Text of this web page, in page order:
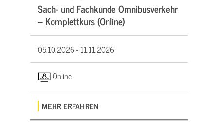
Sach- und Fachkunde Omnibusverkehr
– Komplettkurs (Online)
05.10.2026 -11.11.2026
Online
MEHR ERFAHREN